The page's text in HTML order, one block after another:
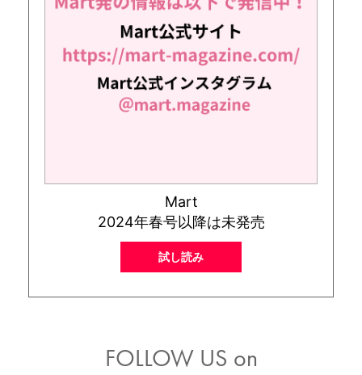
Mart
2024年春号以降は未発売
試し読み
FOLLOW US on